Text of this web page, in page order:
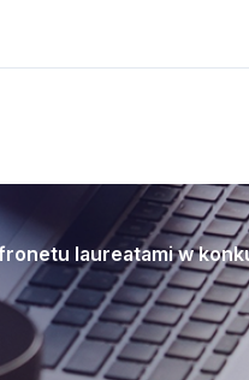
laureatami w